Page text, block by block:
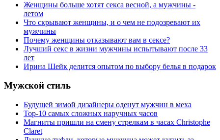
Женщины больше хотят секса весной, а мужчины -
летом
Что скрывают женщины, и о чем не подозревают их
мужчины
Почему женщины отказывают вам в сексе?
Лучший секс в жизни мужчины испытывают после 33
лет
Ирина Шейк делится опытом по выбору белья в подарок
Мужской стиль
Будущей зимой дизайнеры оденут мужчин в меха
Top-10 самых сложных наручных часов
Магниты пришли на смену стрелкам в часах Christophe
Claret